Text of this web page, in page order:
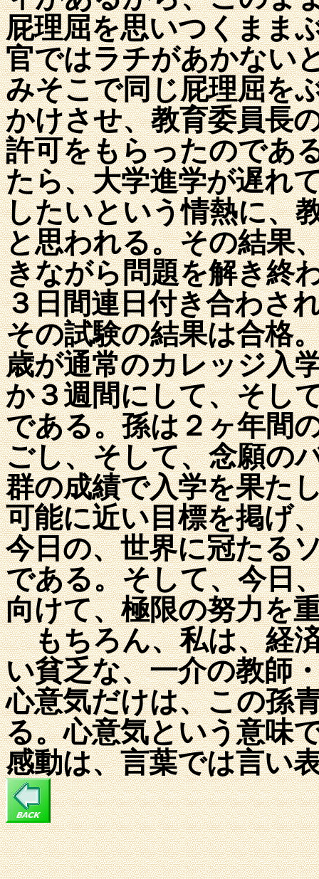
屁理屈を思いつくまま
官ではラチがあかない
みそこで同じ屁理屈を
かけさせ、教育委員長
許可をもらったのであ
たら、大学進学が遅れ
したいという情熱に、
と思われる。その結果
きながら問題を解き終
３日間連日付き合わさ
その試験の結果は合格
歳が通常のカレッジ入
か３週間にして、そし
である。孫は２ヶ年間
ごし、そして、念願の
群の成績で入学を果た
可能に近い目標を掲げ
今日の、世界に冠たる
である。そして、今日
向けて、極限の努力を
もちろん、私は、経
い貧乏な、一介の教師
心意気だけは、この孫
る。心意気という意味
感動は、言葉では言い